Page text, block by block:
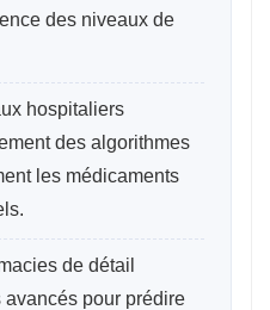
des niveaux de
hospitaliers
des algorithmes
les médicaments
de détail
pour prédire